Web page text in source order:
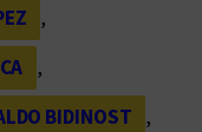
,
,
BIDINOST
,